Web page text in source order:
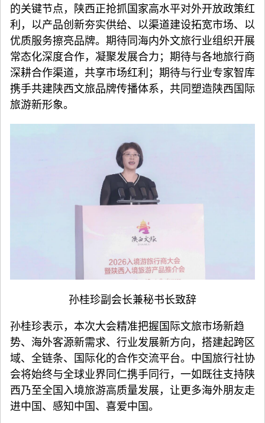
的关键节点，陕西正抢抓国家高水平对外开放政策红
利，以产品创新夯实供给、以渠道建设拓宽市场、以
优质服务擦亮品牌。期待同海内外文旅行业组织开展
常态化深度合作，凝聚发展合力；期待与各地旅行商
深耕合作渠道，共享市场红利；期待与行业专家智库
携手共建陕西文旅品牌传播体系，共同塑造陕西国际
旅游新形象。
孙桂珍副会长兼秘书长致辞
孙桂珍表示，本次大会精准把握国际文旅市场新趋
势、海外客源新需求、行业发展新方向，搭建起跨区
域、全链条、国际化的合作交流平台。中国旅行社协
会将始终与全球业界同仁携手同行，一如既往支持陕
西乃至全国入境旅游高质量发展，让更多海外朋友走
进中国、感知中国、喜爱中国。